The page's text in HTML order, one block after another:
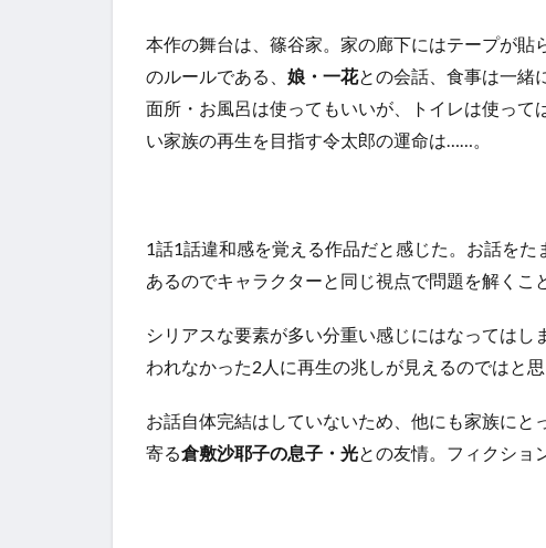
本作の舞台は、篠谷家。家の廊下にはテープが貼
のルールである、 娘・一花との会話、食事は一緒
面所・お風呂は使ってもいいが、トイレは使って
い家族の再生を目指す令太郎の運命は……。
1話1話違和感を覚える作品だと感じた。お話を
あるのでキャラクターと同じ視点で問題を解くこ
シリアスな要素が多い分重い感じにはなっては
われなかった2人に再生の兆しが見えるのではと思
お話自体完結はしていないため、他にも家族に
寄る倉敷沙耶子の息子・光との友情。フィクショ